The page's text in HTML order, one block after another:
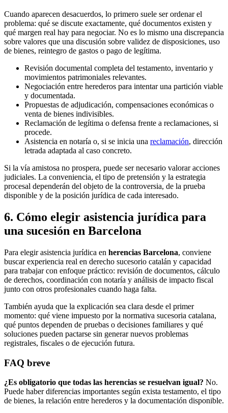
Cuando aparecen desacuerdos, lo primero suele ser ordenar el
problema: qué se discute exactamente, qué documentos existen y
qué margen real hay para negociar. No es lo mismo una discrepancia
sobre valores que una discusión sobre validez de disposiciones, uso
de bienes, reintegro de gastos o pago de legítima.
Revisión documental completa del testamento, inventario y
movimientos patrimoniales relevantes.
Negociación entre herederos para intentar una partición viable
y documentada.
Propuestas de adjudicación, compensaciones económicas o
venta de bienes indivisibles.
Reclamación de legítima o defensa frente a reclamaciones, si
procede.
Asistencia en notaría o, si se inicia una reclamación, dirección
letrada adaptada al caso concreto.
Si la vía amistosa no prospera, puede ser necesario valorar acciones
judiciales. La conveniencia, el tipo de pretensión y la estrategia
procesal dependerán del objeto de la controversia, de la prueba
disponible y de la posición jurídica de cada interesado.
6. Cómo elegir asistencia jurídica para
una sucesión en Barcelona
Para elegir asistencia jurídica en herencias Barcelona, conviene
buscar experiencia real en derecho sucesorio catalán y capacidad
para trabajar con enfoque práctico: revisión de documentos, cálculo
de derechos, coordinación con notaría y análisis de impacto fiscal
junto con otros profesionales cuando haga falta.
También ayuda que la explicación sea clara desde el primer
momento: qué viene impuesto por la normativa sucesoria catalana,
qué puntos dependen de pruebas o decisiones familiares y qué
soluciones pueden pactarse sin generar nuevos problemas
registrales, fiscales o de ejecución futura.
FAQ breve
¿Es obligatorio que todas las herencias se resuelvan igual? No.
Puede haber diferencias importantes según exista testamento, el tipo
de bienes, la relación entre herederos y la documentación disponible.